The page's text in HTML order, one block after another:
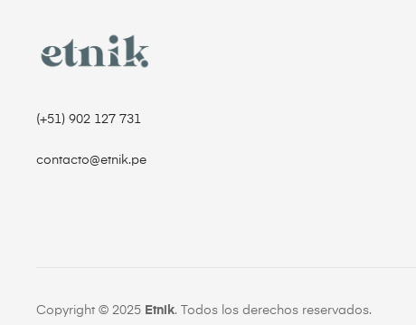
(+51) 902 127 731‬
contacto@etnik.pe
Copyright © 2025 Etnik. Todos los derechos reservados.